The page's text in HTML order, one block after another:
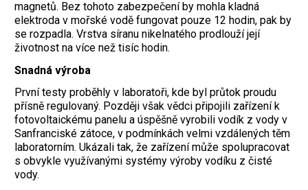
magnetů. Bez tohoto zabezpečení by mohla kladná
elektroda v mořské vodě fungovat pouze 12 hodin, pak by
se rozpadla. Vrstva síranu nikelnatého prodlouží její
životnost na více než tisíc hodin.
Snadná výroba
První testy proběhly v laboratoři, kde byl průtok proudu
přísně regulovaný. Později však vědci připojili zařízení k
fotovoltaickému panelu a úspěšně vyrobili vodík z vody v
Sanfranciské zátoce, v podmínkách velmi vzdálených těm
laboratorním. Ukázali tak, že zařízení může spolupracovat
s obvykle využívanými systémy výroby vodíku z čisté
vody.